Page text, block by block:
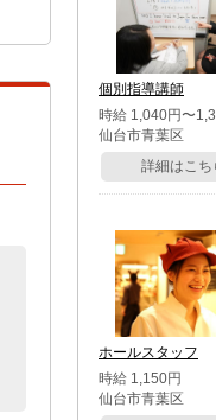
個別指導講師
時給 1,040円〜
仙台市青葉区
詳細はこち
ホールスタッフ
時給 1,150円
仙台市青葉区